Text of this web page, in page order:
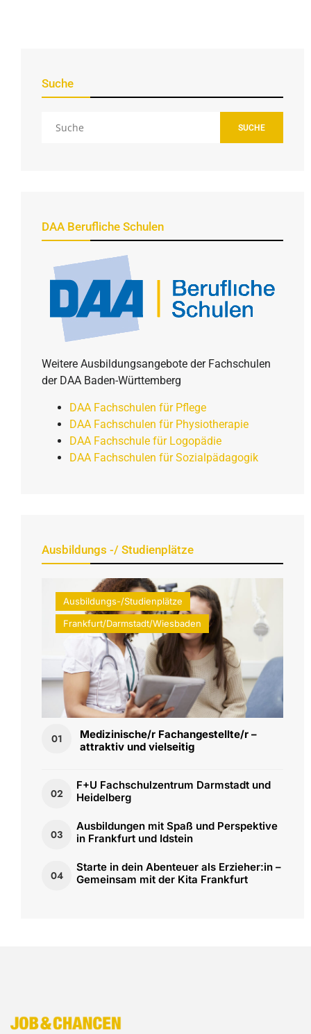
Suche
SUCHE
DAA Berufliche Schulen
Weitere Ausbildungsangebote der Fachschulen
der DAA Baden-Württemberg
DAA Fachschulen für Pflege
DAA Fachschulen für Physiotherapie
DAA Fachschule für Logopädie
DAA Fachschulen für Sozialpädagogik
Ausbildungs -/ Studienplätze
Ausbildungs-/Studienplätze
Frankfurt/Darmstadt/Wiesbaden
01
Medizinische/r Fachangestellte/r –
attraktiv und vielseitig
02
F+U Fachschulzentrum Darmstadt und
Heidelberg
03
Ausbildungen mit Spaß und Perspektive
in Frankfurt und Idstein
04
Starte in dein Abenteuer als Erzieher:in –
Gemeinsam mit der Kita Frankfurt